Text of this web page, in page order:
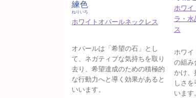
練色
ねりいろ
ホワイトオパールネックレス
オパールは「希望の石」とし
て、ネガティブな気持ちを取り
去り、希望達成のための積極的
な行動力へと導く効果があると
いいます。
ホワイ
ラ・水
ス
ホワイ
の組み
かけ、
しさ
います。